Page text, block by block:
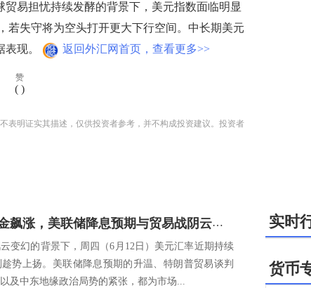
易担忧持续发酵的背景下，美元指数面临明显
若失守将为空头打开更大下行空间。中长期美元
表现。
返回外汇网首页，查看更多>>
赞
( )
表明证实其描述，仅供投资者参考，并不构成投资建议。投资者
美元暴跌、黄金飙涨，美联储降息预期与贸易战阴云如何搅动市场？
变幻的背景下，周四（6月12日）美元汇率近期持续
势上扬。美联储降息预期的升温、特朗普贸易谈判
及中东地缘政治局势的紧张，都为市场...
实时
货币